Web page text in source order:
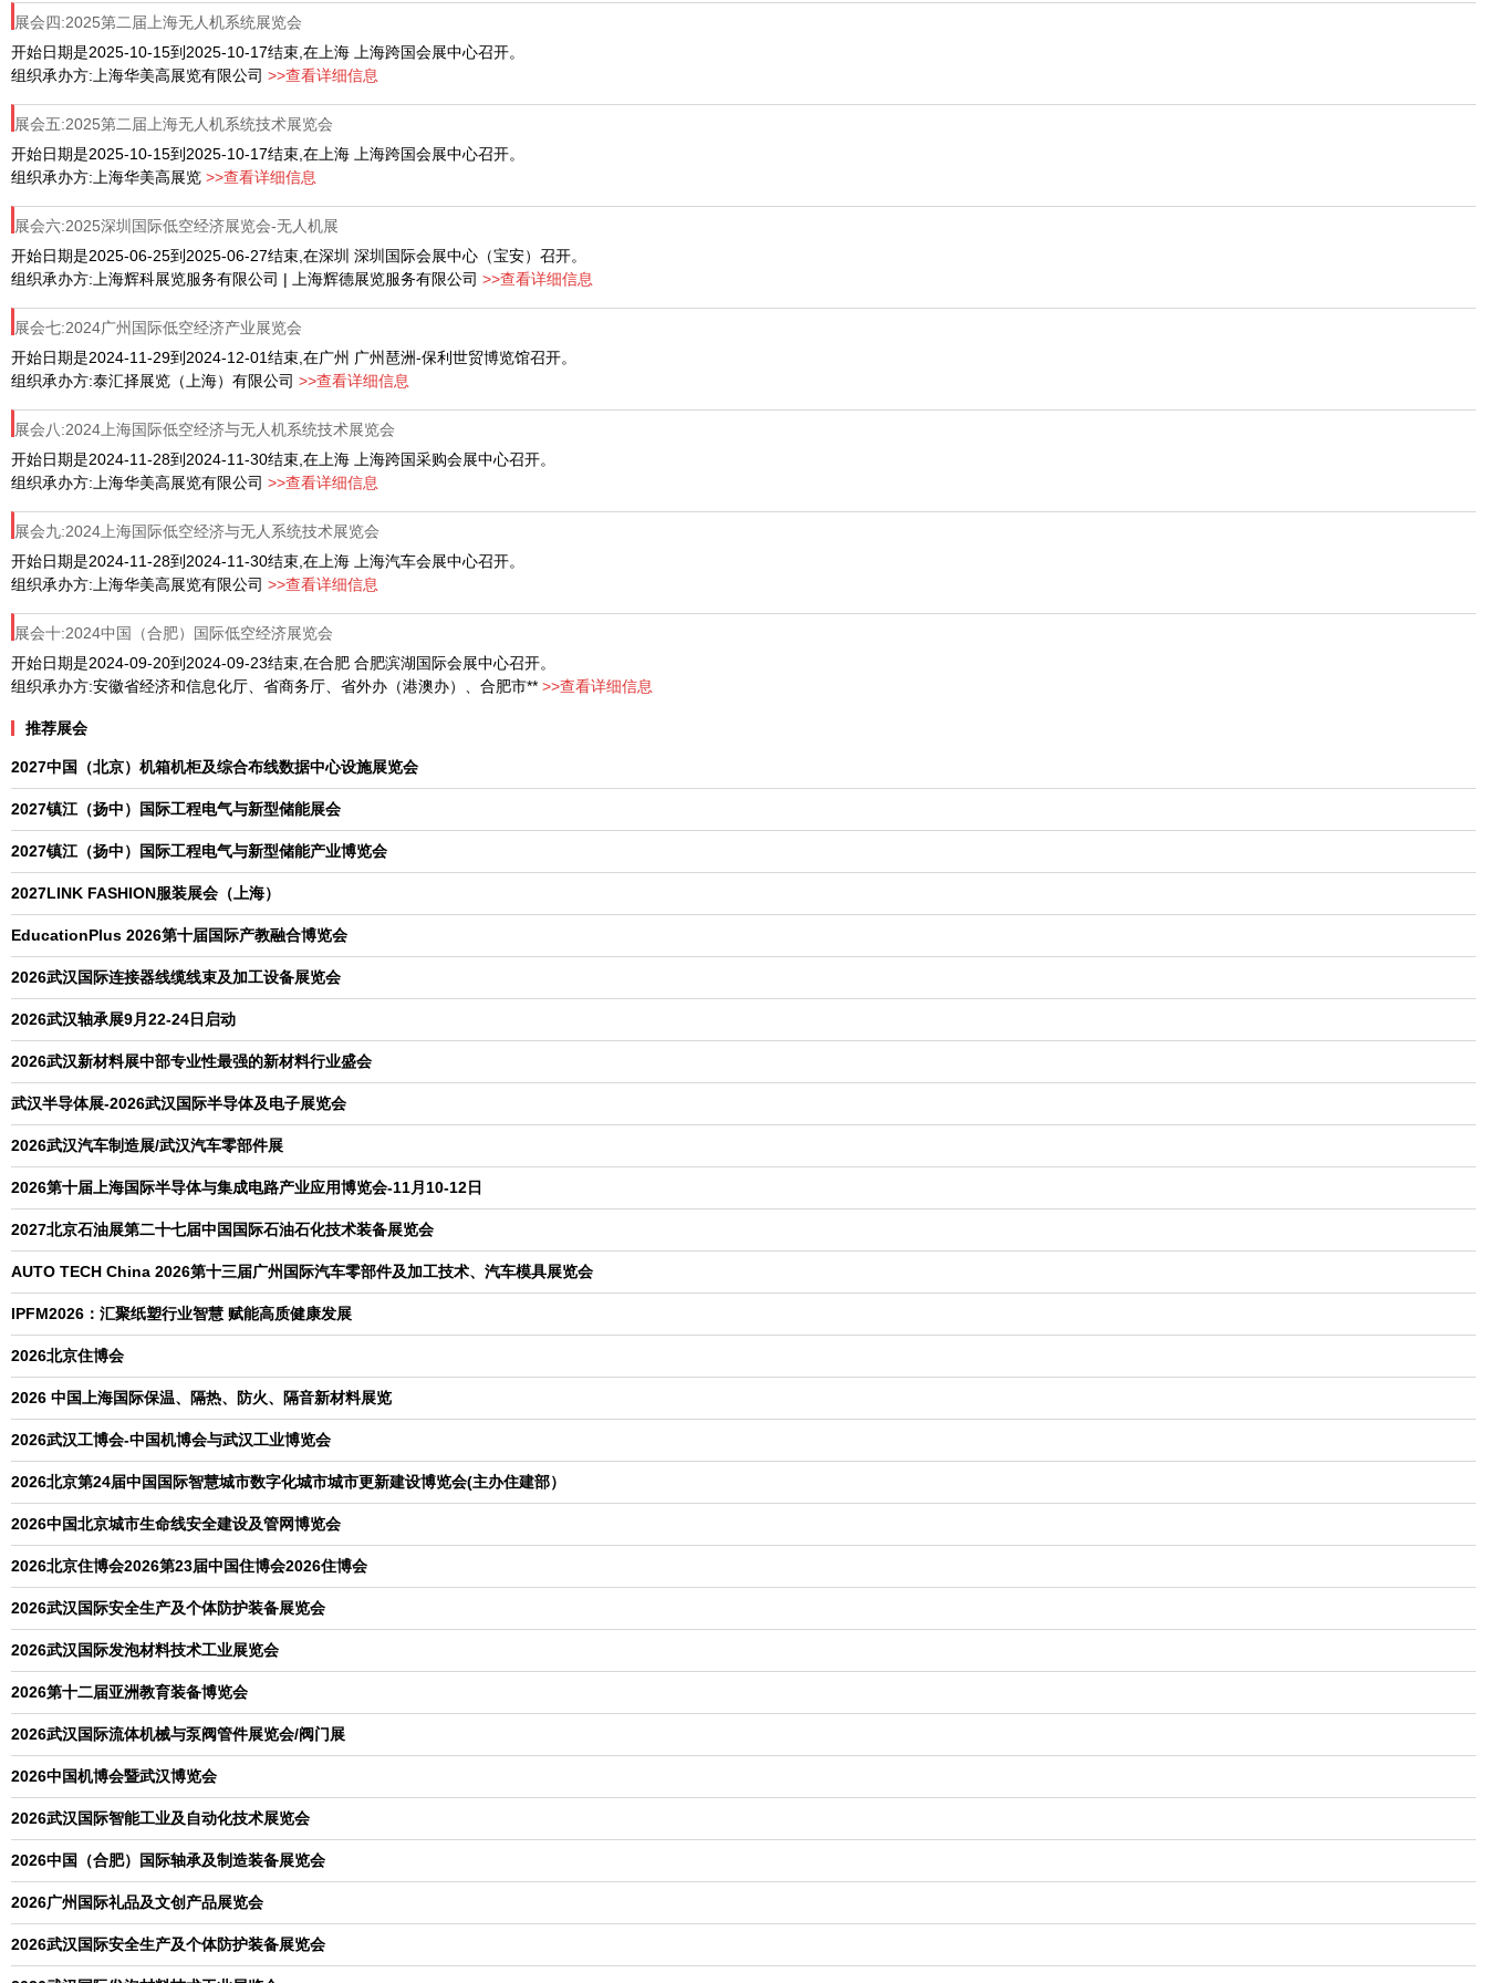
展会四:2025第二届上海无人机系统展览会
开始日期是2025-10-15到2025-10-17结束,在上海 上海跨国会展中心召开。
组织承办方:上海华美高展览有限公司 >>查看详细信息
展会五:2025第二届上海无人机系统技术展览会
开始日期是2025-10-15到2025-10-17结束,在上海 上海跨国会展中心召开。
组织承办方:上海华美高展览 >>查看详细信息
展会六:2025深圳国际低空经济展览会-无人机展
开始日期是2025-06-25到2025-06-27结束,在深圳 深圳国际会展中心（宝安）召开。
组织承办方:上海辉科展览服务有限公司 | 上海辉德展览服务有限公司 >>查看详细信息
展会七:2024广州国际低空经济产业展览会
开始日期是2024-11-29到2024-12-01结束,在广州 广州琶洲-保利世贸博览馆召开。
组织承办方:泰汇择展览（上海）有限公司 >>查看详细信息
展会八:2024上海国际低空经济与无人机系统技术展览会
开始日期是2024-11-28到2024-11-30结束,在上海 上海跨国采购会展中心召开。
组织承办方:上海华美高展览有限公司 >>查看详细信息
展会九:2024上海国际低空经济与无人系统技术展览会
开始日期是2024-11-28到2024-11-30结束,在上海 上海汽车会展中心召开。
组织承办方:上海华美高展览有限公司 >>查看详细信息
展会十:2024中国（合肥）国际低空经济展览会
开始日期是2024-09-20到2024-09-23结束,在合肥 合肥滨湖国际会展中心召开。
组织承办方:安徽省经济和信息化厅、省商务厅、省外办（港澳办）、合肥市** >>查看详细信息
推荐展会
2027中国（北京）机箱机柜及综合布线数据中心设施展览会
2027镇江（扬中）国际工程电气与新型储能展会
2027镇江（扬中）国际工程电气与新型储能产业博览会
2027LINK FASHION服装展会（上海）
EducationPlus 2026第十届国际产教融合博览会
2026武汉国际连接器线缆线束及加工设备展览会
2026武汉轴承展9月22-24日启动
2026武汉新材料展中部专业性最强的新材料行业盛会
武汉半导体展-2026武汉国际半导体及电子展览会
2026武汉汽车制造展/武汉汽车零部件展
2026第十届上海国际半导体与集成电路产业应用博览会-11月10-12日
2027北京石油展第二十七届中国国际石油石化技术装备展览会
AUTO TECH China 2026第十三届广州国际汽车零部件及加工技术、汽车模具展览会
IPFM2026：汇聚纸塑行业智慧 赋能高质健康发展
2026北京住博会
2026 中国上海国际保温、隔热、防火、隔音新材料展览
2026武汉工博会-中国机博会与武汉工业博览会
2026北京第24届中国国际智慧城市数字化城市城市更新建设博览会(主办住建部）
2026中国北京城市生命线安全建设及管网博览会
2026北京住博会2026第23届中国住博会2026住博会
2026武汉国际安全生产及个体防护装备展览会
2026武汉国际发泡材料技术工业展览会
2026第十二届亚洲教育装备博览会
2026武汉国际流体机械与泵阀管件展览会/阀门展
2026中国机博会暨武汉博览会
2026武汉国际智能工业及自动化技术展览会
2026中国（合肥）国际轴承及制造装备展览会
2026广州国际礼品及文创产品展览会
2026武汉国际安全生产及个体防护装备展览会